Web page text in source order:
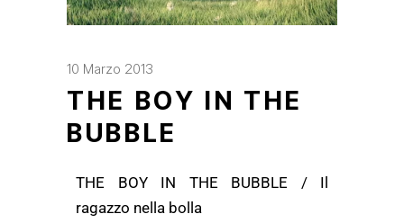
10 Marzo 2013
THE BOY IN THE
BUBBLE
THE BOY IN THE BUBBLE / Il
ragazzo nella bolla